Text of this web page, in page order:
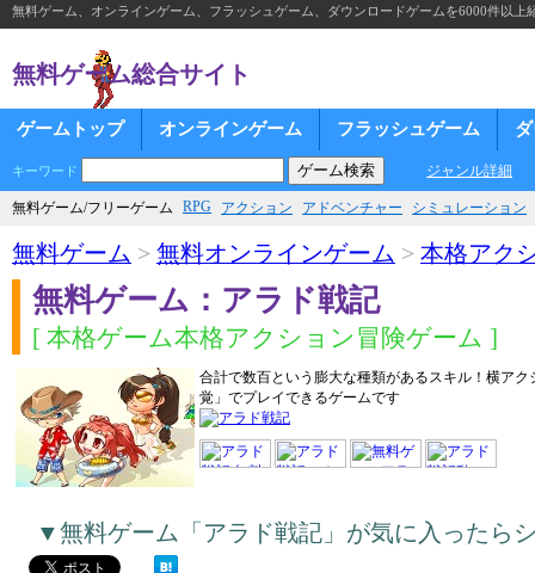
無料ゲーム、オンラインゲーム、フラッシュゲーム、ダウンロードゲームを6000件以上
無料ゲーム総合サイト
ゲームトップ オンラインゲーム フラッシュゲーム
キーワード ジャンル詳細
無料ゲーム/フリーゲーム RPG アクション アドベンチャー シミュレーション
無料ゲーム > 無料オンラインゲーム > 本格アク
無料ゲーム：アラド戦記
[ 本格ゲーム本格アクション冒険ゲーム ]
合計で数百という膨大な種類があるスキル！横ア
覚」でプレイできるゲームです
▼無料ゲーム「アラド戦記」が気に入ったら